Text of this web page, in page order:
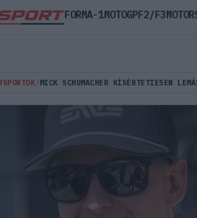
MICK SCHUMACHER KÍSÉRTETIESEN
FORMA-1MOTOGPF2/F3